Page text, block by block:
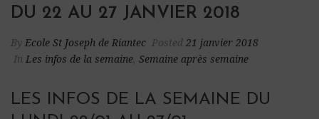
DU 22 AU 27 JANVIER 2018
By Ecole St Joseph de Riantec Posted 21 janvier 2018
In Les infos de la semaine, Semaine après semaine
LES INFOS DE LA SEMAINE DU